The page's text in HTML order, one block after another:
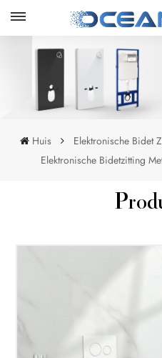
Huis Elektronische Bidet
Elektronische Bidetzitting